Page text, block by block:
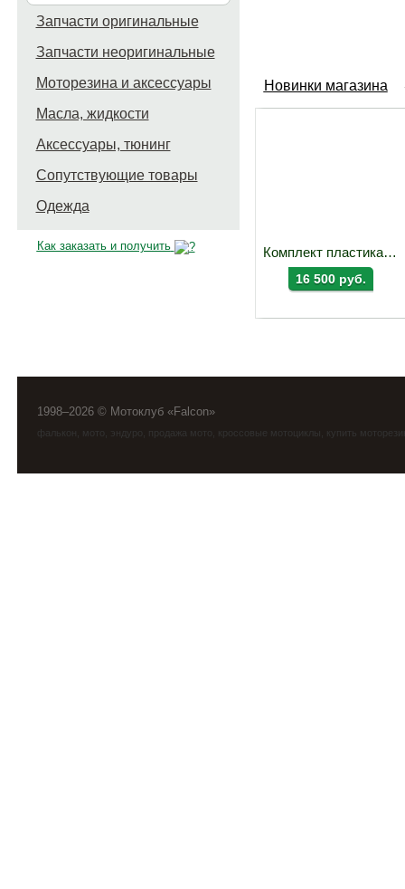
Запчасти оригинальные
Запчасти неоригинальные
Моторезина и аксессуары
Масла, жидкости
Аксессуары, тюнинг
Сопутствующие товары
Одежда
Как заказать и получить
Новинки магазина
Комплект пластика Acerbis EXC/EXC-F 2026
16 500 руб.
1998–2026 © Мотоклуб «Falcon»
фалькон мото эндуро , продажа мото, кроссовые мотоциклы, купить